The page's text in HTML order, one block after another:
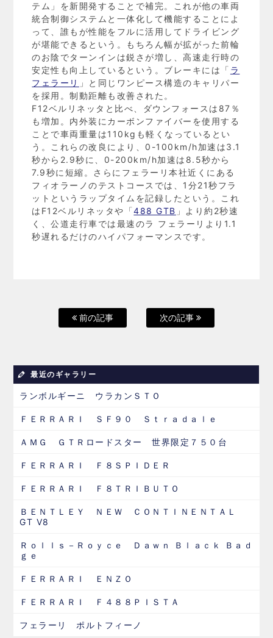
テム」を新開発することで補完。これが他の車両
統合制御システムと一体化して機能することによ
って、誰もが性能をフルに活用してドライビング
が堪能できるという。もちろん幅が拡がった前輪
のお陰でターンインは鋭さが増し、高速走行時の
安定性も向上しているという。ブレーキには「 ラ
フェラーリ 」と同じワンピース構造のキャリパー
を採用。制動距離も改善された。
F12ベルリネッタと比べ、ダウンフォースは87％
も増加。内外装にカーボンファイバーを使用する
ことで車両重量は110kgも軽くなっているとい
う。これらの改良により、0-100km/h加速は3.1
秒から2.9秒に、0-200km/h加速は8.5秒から
7.9秒に短縮。さらにフェラーリ本社近くにある
フィオラーノのテストコースでは、1分21秒フラ
ットというラップタイムを記録したという。これ
はF12ベルリネッタや「488 GTB 」より約2秒速
く、公道走行車では最速のラ フェラーリより1.1
秒遅れるだけのハイパフォーマンスです。
前の記事 次の記事
最近のギャラリー
ランボルギーニ ウラカンＳＴＯ
ＦＥＲＲＡＲＩ ＳＦ９０ Ｓｔｒａｄａｌｅ
ＡＭＧ ＧＴＲロードスター 世界限定７５０台
ＦＥＲＲＡＲＩ Ｆ８ＳＰＩＤＥＲ
ＦＥＲＲＡＲＩ Ｆ８ＴＲＩＢＵＴＯ
ＢＥＮＴＬＥＹ ＮＥＷ ＣＯＮＴＩＮＥＮＴＡＬ
GT V8
Ｒｏｌｌｓ－Ｒｏｙｃｅ Ｄａｗｎ Ｂｌａｃｋ Ｂａｄ
ｇｅ
ＦＥＲＲＡＲＩ ＥＮＺＯ
ＦＥＲＲＡＲＩ Ｆ４８８ＰＩＳＴＡ
フェラーリ ポルトフィーノ